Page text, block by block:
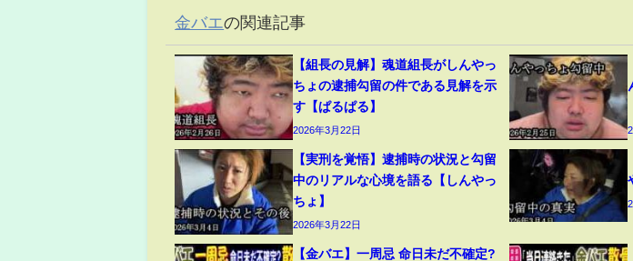
金バエの関連記事
【組長の見解】魂道組長がしんやっ
ちょの逮捕勾留の件である見解を示
す【ぱるぱる】
2026年3月22日
【実刑を覚悟】逮捕時の状況と勾留
中のリアルな心境を語る【しんやっ
ちょ】
2026年3月22日
【金バエ】一周忌 命日未だ不確定?